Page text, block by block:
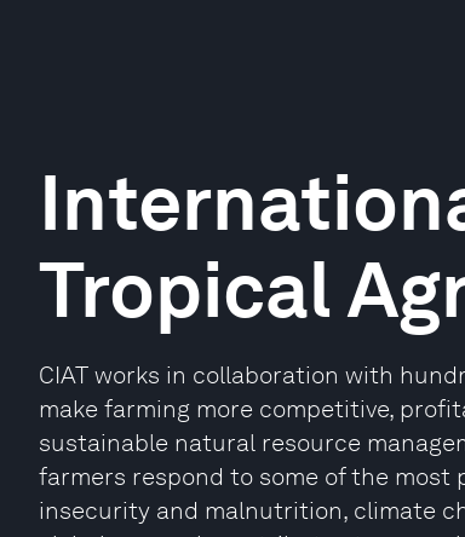
Tropical
CIAT works in collaboration with
make farming more competitive,
sustainable natural resource
farmers respond to some of the most
insecurity and malnutrition, climate